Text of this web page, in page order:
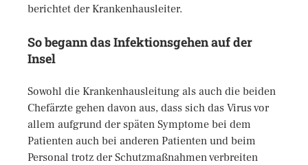
berichtet der Krankenhausleiter.
So begann das Infektionsgehen auf der
Insel
Sowohl die Krankenhausleitung als auch die beiden
Chefärzte gehen davon aus, dass sich das Virus vor
allem aufgrund der späten Symptome bei dem
Patienten auch bei anderen Patienten und beim
Personal trotz der Schutzmaßnahmen verbreiten